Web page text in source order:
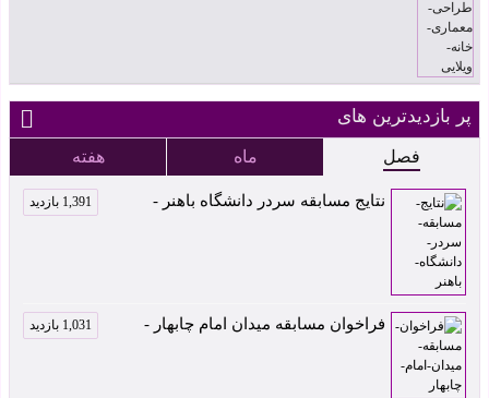
پر بازدیدترین های
فصل ماه هفته
نتایج مسابقه سردر دانشگاه باهنر - 1,391 بازدید
فراخوان مسابقه میدان امام چابهار - 1,031 بازدید